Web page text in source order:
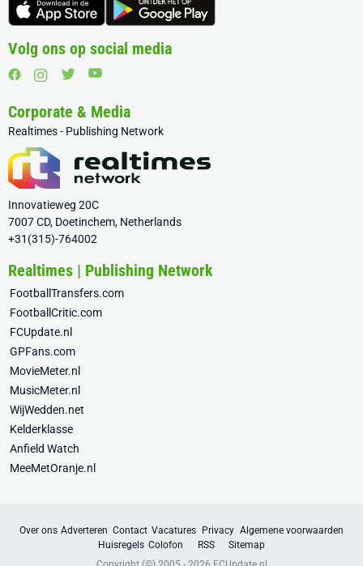
Volg ons op social media
Corporate & Media
Realtimes - Publishing Network
Innovatieweg 20C
7007 CD, Doetinchem, Netherlands
+31(315)-764002
Realtimes | Publishing Network
FootballTransfers.com
FootballCritic.com
FCUpdate.nl
GPFans.com
MovieMeter.nl
MusicMeter.nl
WijWedden.net
Kelderklasse
Anfield Watch
MeeMetOranje.nl
Over ons Adverteren Contact Vacatures Privacy Algemene voorwaarden
Huisregels Colofon RSS
Sitemap